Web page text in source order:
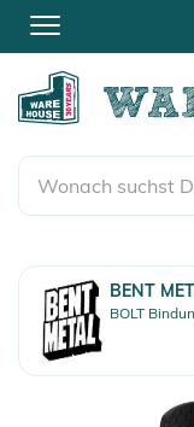
BENT
BOLT